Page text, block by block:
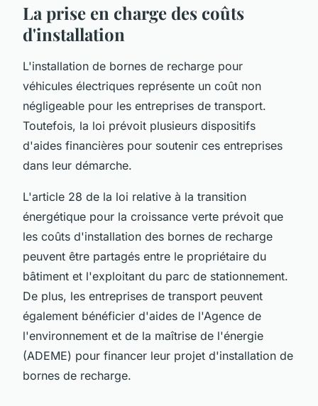
La prise en charge des coûts
d'installation
L'installation de bornes de recharge pour
véhicules électriques représente un coût non
négligeable pour les entreprises de transport.
Toutefois, la loi prévoit plusieurs dispositifs
d'aides financières pour soutenir ces entreprises
dans leur démarche.
L'article 28 de la loi relative à la transition
énergétique pour la croissance verte prévoit que
les coûts d'installation des bornes de recharge
peuvent être partagés entre le propriétaire du
bâtiment et l'exploitant du parc de stationnement.
De plus, les entreprises de transport peuvent
également bénéficier d'aides de l'Agence de
l'environnement et de la maîtrise de l'énergie
(ADEME) pour financer leur projet d'installation de
bornes de recharge.